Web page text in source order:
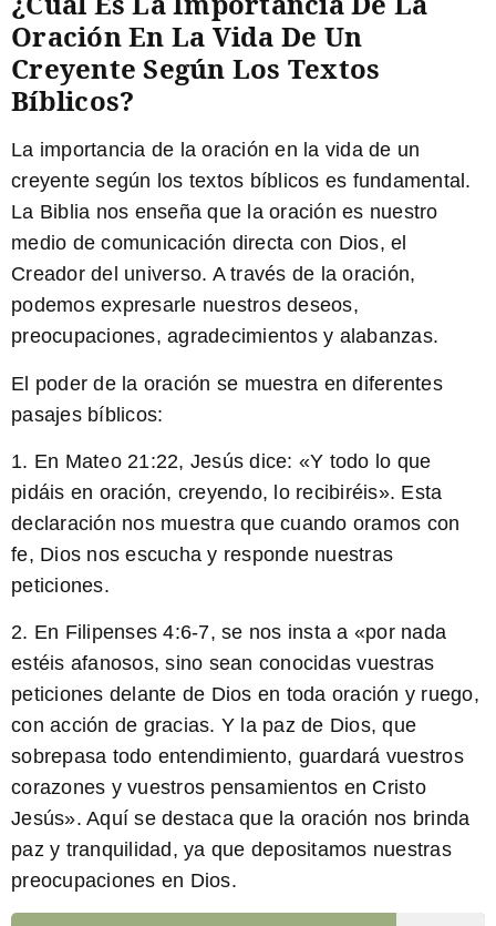
Oración En La Vida De Un
Creyente Según Los Textos
Bíblicos?
La importancia de la oración en la vida de un
creyente según los textos bíblicos es fundamental.
La Biblia nos enseña que la oración es nuestro
medio de comunicación directa con Dios, el
Creador del universo. A través de la oración,
podemos expresarle nuestros deseos,
preocupaciones, agradecimientos y alabanzas.
El poder de la oración se muestra en diferentes
pasajes bíblicos:
1. En Mateo 21:22, Jesús dice: «Y todo lo que
pidáis en oración, creyendo, lo recibiréis». Esta
declaración nos muestra que cuando oramos con
fe, Dios nos escucha y responde nuestras
peticiones.
2. En Filipenses 4:6-7, se nos insta a «por nada
estéis afanosos, sino sean conocidas vuestras
peticiones delante de Dios en toda oración y ruego,
con acción de gracias. Y la paz de Dios, que
sobrepasa todo entendimiento, guardará vuestros
corazones y vuestros pensamientos en Cristo
Jesús». Aquí se destaca que la oración nos brinda
paz y tranquilidad, ya que depositamos nuestras
preocupaciones en Dios.